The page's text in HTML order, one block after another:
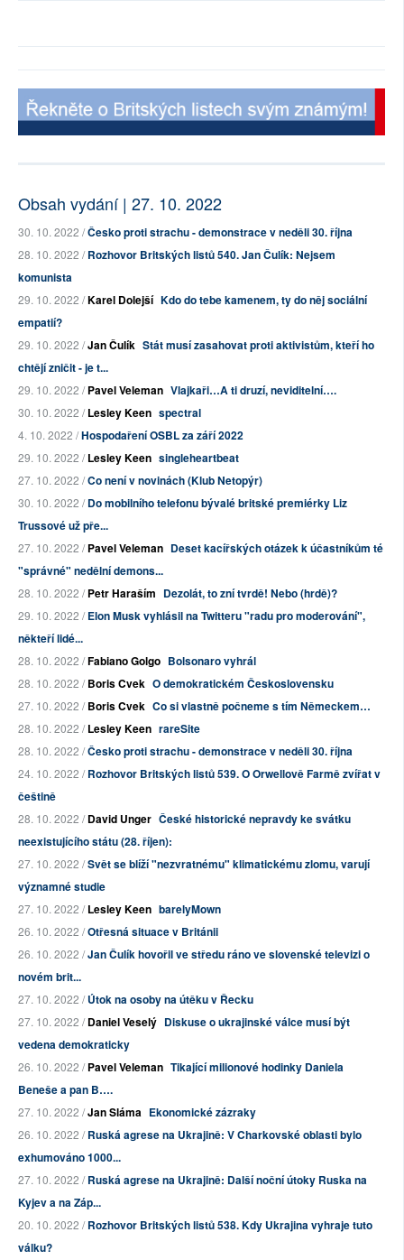
Obsah vydání | 27. 10. 2022
30. 10. 2022 /Česko proti strachu - demonstrace v neděli 30. října
28. 10. 2022 /Rozhovor Britských listů 540. Jan Čulík: Nejsem
komunista
29. 10. 2022 /Karel Dolejší Kdo do tebe kamenem, ty do něj sociální
empatií?
29. 10. 2022 /Jan Čulík Stát musí zasahovat proti aktivistům, kteří ho
chtějí zničit - je t...
29. 10. 2022 /Pavel Veleman Vlajkaři…A ti druzí, neviditelní….
30. 10. 2022 /Lesley Keen spectral
4. 10. 2022 /Hospodaření OSBL za září 2022
29. 10. 2022 /Lesley Keen singleheartbeat
27. 10. 2022 /Co není v novinách (Klub Netopýr)
30. 10. 2022 /Do mobilního telefonu bývalé britské premiérky Liz
Trussové už pře...
27. 10. 2022 /Pavel Veleman Deset kacířských otázek k účastníkům té
"správné" nedělní demons...
28. 10. 2022 /Petr Haraším Dezolát, to zní tvrdě! Nebo (hrdě)?
29. 10. 2022 /Elon Musk vyhlásil na Twitteru "radu pro moderování",
někteří lidé...
28. 10. 2022 /Fabiano Golgo Bolsonaro vyhrál
28. 10. 2022 /Boris Cvek O demokratickém Československu
27. 10. 2022 /Boris Cvek Co si vlastně počneme s tím Německem…
28. 10. 2022 /Lesley Keen rareSite
28. 10. 2022 /Česko proti strachu - demonstrace v neděli 30. října
24. 10. 2022 /Rozhovor Britských listů 539. O Orwellově Farmě zvířat v
češtině
28. 10. 2022 /David Unger České historické nepravdy ke svátku
neexistujícího státu (28. říjen):
27. 10. 2022 /Svět se blíží "nezvratnému" klimatickému zlomu, varují
významné studie
27. 10. 2022 /Lesley Keen barelyMown
26. 10. 2022 /Otřesná situace v Británii
26. 10. 2022 /Jan Čulík hovořil ve středu ráno ve slovenské televizi o
novém brit...
27. 10. 2022 /Útok na osoby na útěku v Řecku
27. 10. 2022 /Daniel Veselý Diskuse o ukrajinské válce musí být
vedena demokraticky
26. 10. 2022 /Pavel Veleman Tikající milionové hodinky Daniela
Beneše a pan B….
27. 10. 2022 /Jan Sláma Ekonomické zázraky
26. 10. 2022 /Ruská agrese na Ukrajině: V Charkovské oblasti bylo
exhumováno 1000...
27. 10. 2022 /Ruská agrese na Ukrajině: Další noční útoky Ruska na
Kyjev a na Záp...
20. 10. 2022 /Rozhovor Britských listů 538. Kdy Ukrajina vyhraje tuto
válku?